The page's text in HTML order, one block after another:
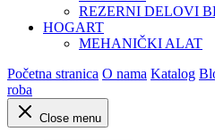
REZERNI DELOVI
HOGART
MEHANIČKI ALAT
Početna stranica O nama Katalog
roba
Close menu